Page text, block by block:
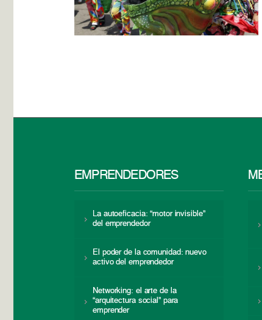
EMPRENDEDORES
La autoeficacia: “motor invisible”
del emprendedor
El poder de la comunidad: nuevo
activo del emprendedor
Networking: el arte de la
“arquitectura social” para
emprender